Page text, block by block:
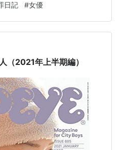
日記 #女優
（2021年上半期編）